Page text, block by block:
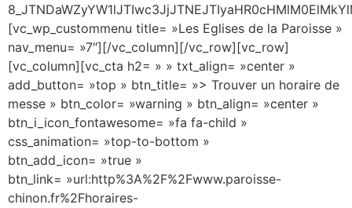
[vc_wp_custommenu title= »Les Eglises de la Paroisse »
nav_menu= »7″][/vc_column][/vc_row][vc_row]
[vc_column][vc_cta h2= » » txt_align= »center »
add_button= »top » btn_title= »> Trouver un horaire de
messe » btn_color= »warning » btn_align= »center »
btn_i_icon_fontawesome= »fa fa-child »
css_animation= »top-to-bottom »
btn_add_icon= »true »
btn_link= »url:http%3A%2F%2Fwww.paroisse-
chinon.fr%2Fhoraires-